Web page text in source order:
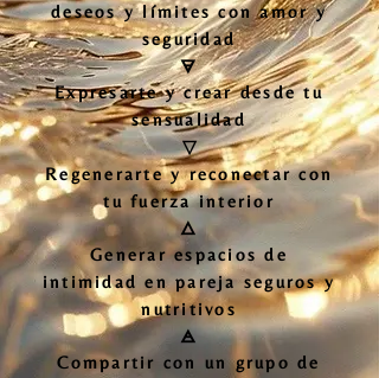
deseos y límites con amor y
seguridad
🜃
Expresarte y crear desde tu
sensualidad
▽
Regenerarte y reconectar con
tu fuerza interior
🜂
Generar espacios de
intimidad en pareja seguros y
nutritivos
🜁
Compartir con un grupo de